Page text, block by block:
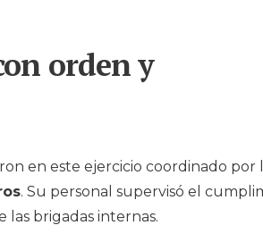
orden y
en este ejercicio coordinado por
. Su personal supervisó el
brigadas internas.